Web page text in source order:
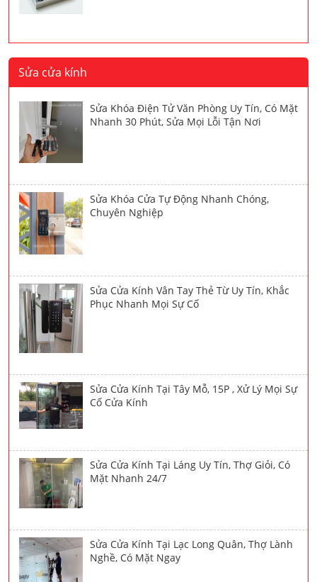
Sửa cửa kính
Sửa Khóa Điện Tử Văn Phòng Uy Tín, Có Mặt
Nhanh 30 Phút, Sửa Mọi Lỗi Tận Nơi
Sửa Khóa Cửa Tự Động Nhanh Chóng,
Chuyên Nghiệp
Sửa Cửa Kính Vân Tay Thẻ Từ Uy Tín, Khắc
Phục Nhanh Mọi Sự Cố
Sửa Cửa Kính Tại Tây Mỗ, 15P , Xử Lý Mọi Sự
Cố Cửa Kính
Sửa Cửa Kính Tại Láng Uy Tín, Thợ Giỏi, Có
Mặt Nhanh 24/7
Sửa Cửa Kính Tại Lạc Long Quân, Thợ Lành
Nghề, Có Mặt Ngay